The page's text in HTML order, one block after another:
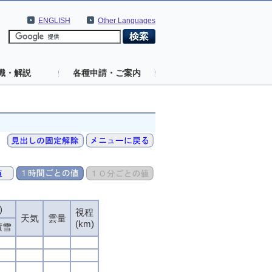
Other Languages
ENGLISH
・解説 各種申請・ご案内
天気
雲量
視程
(km)
雪
天気
雲量
視程
(km)
雪
天気
雲量
視程
(km)
雪
天気
雲量
視程
(km)
雪